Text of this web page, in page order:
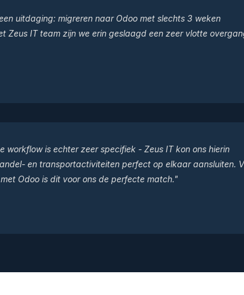
uitdaging: migreren naar Odoo met slechts 3 weken
Zeus IT team zijn we erin geslaagd een zeer vlotte
is echter zeer specifiek - Zeus IT kon ons hierin
en transportactiviteiten perfect op elkaar aansluiten.
Odoo is dit voor ons de perfecte match."